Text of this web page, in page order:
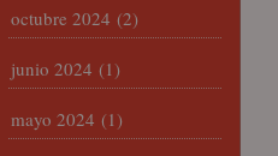
octubre 2024 (2)
junio 2024 (1)
mayo 2024 (1)